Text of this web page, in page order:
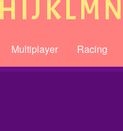
IJ KLMN
Multiplayer Racing